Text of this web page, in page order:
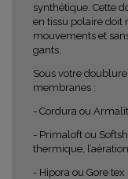
synthétique. Cette
en tissu polaire doit
mouvements et
gants.
Sous votre
membranes :
- Cordura ou
- Primaloft ou
thermique,
- Hipora ou Gore